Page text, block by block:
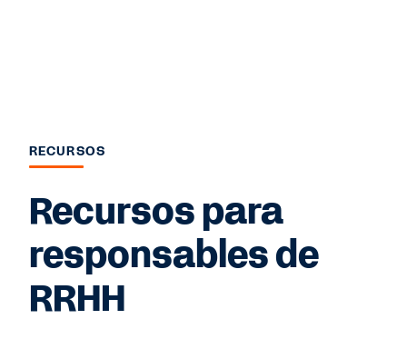
RECURSOS
Recursos para
responsables de
RRHH